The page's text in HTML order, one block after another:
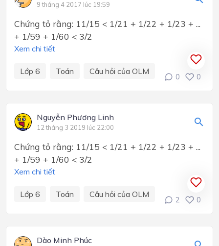
9 tháng 4 2017 lúc 19:59
Chứng tỏ rằng: 11/15 < 1/21 + 1/22 + 1/23 + ...
+ 1/59 + 1/60 < 3/2
Xem chi tiết
Lớp 6 Toán Câu hỏi của OLM
0 0
Nguyễn Phương Linh
12 tháng 3 2019 lúc 22:00
Chứng tỏ rằng: 11/15 < 1/21 + 1/22 + 1/23 + ...
+ 1/59 + 1/60 < 3/2
Xem chi tiết
Lớp 6 Toán Câu hỏi của OLM
2 0
Dào Minh Phúc